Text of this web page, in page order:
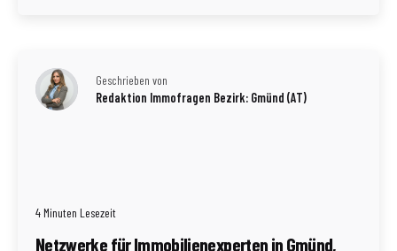
Geschrieben von
Redaktion Immofragen Bezirk: Gmünd (AT)
4 Minuten Lesezeit
Netzwerke für Immobilienexperten in Gmünd,